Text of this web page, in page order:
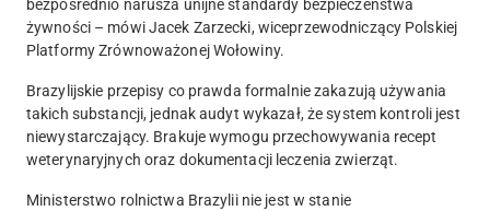
bezpośrednio narusza unijne standardy bezpieczeństwa
żywności – mówiJacek Zarzecki, wiceprzewodniczący Polskiej
Platformy Zrównoważonej Wołowiny.
Brazylijskie przepisy co prawda formalnie zakazują używania
takich substancji, jednak audyt wykazał, że system kontroli jest
niewystarczający. Brakuje wymogu przechowywania recept
weterynaryjnych oraz dokumentacji leczenia zwierząt.
Ministerstwo rolnictwa Brazylii nie jest w stanie